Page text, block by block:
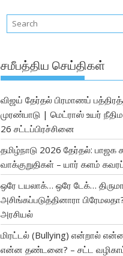
சமீபத்திய செய்திகள்
விஜய் தேர்தல் பிரமாணப்
முரண்பாடு | மெட்ராஸ் உயர்
26 சட்டப்பிரச்சினை
தமிழ்நாடு 2026 தேர்தல்: பாஜக
வாக்குறுதிகள் – யார் களம்
ஒரே டயலாக்… ஒரே டேக்…
அசிங்கப்படுத்தினாரா
அரசியல்
மிரட்டல் (Bullying) என்றால்
என்ன தண்டனை? – சட்ட